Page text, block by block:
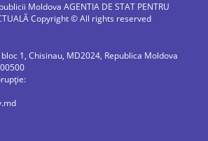
Moldova AGENTIA DE STAT PENTRU
Copyright © All rights reserved
1, Chisinau, MD2024, Republica Moldova